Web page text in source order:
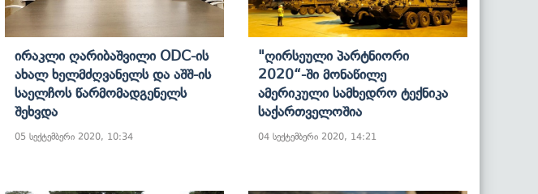
Ირაკლი Ღარიბაშვილი ODC-Ის
Ახალ Ხელმძღვანელს Და Აშშ-Ის
Საელჩოს Წარმომადგენელს
Შეხვდა
05 სექტემბერი 2020, 10:34
"ღირსეული Პარტნიორი
2020“-Ში Მონაწილე
Ამერიკული Სამხედრო Ტექნიკა
Საქართველოშია
04 სექტემბერი 2020, 14:21